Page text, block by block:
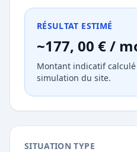
RÉSULTAT ESTIMÉ
~177, 00 € /
Montant indicatif
simulation du site.
SITUATION TYPE